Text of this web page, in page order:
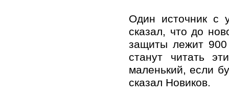
Один источник с
сказал, что до
защиты лежит 900
станут читать
маленький, если
сказал Новиков.